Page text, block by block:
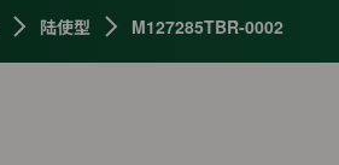
陆使型 M127285TBR-0002